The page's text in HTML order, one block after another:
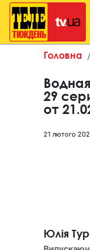
Головна
29
от
21 лютого
Юлія